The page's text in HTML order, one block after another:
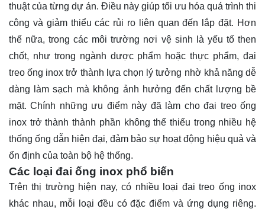
thuật của từng dự án. Điều này giúp tối ưu hóa quá trình thi
công và giảm thiểu các rủi ro liên quan đến lắp đặt. Hơn
thế nữa, trong các môi trường nơi vệ sinh là yếu tố then
chốt, như trong ngành dược phẩm hoặc thực phẩm, đai
treo ống inox trở thành lựa chọn lý tưởng nhờ khả năng dễ
dàng làm sạch mà không ảnh hưởng đến chất lượng bề
mặt. Chính những ưu điểm này đã làm cho đai treo ống
inox trở thành thành phần không thể thiếu trong nhiều hệ
thống ống dẫn hiện đại, đảm bảo sự hoạt động hiệu quả và
ổn định của toàn bộ hệ thống.
Các loại đai ống inox phổ biến
Trên thị trường hiện nay, có nhiều loại đai treo ống inox
khác nhau, mỗi loại đều có đặc điểm và ứng dụng riêng.